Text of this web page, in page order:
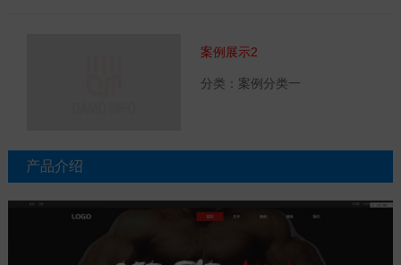
案例展示2
分类：案例分类一
产品介绍